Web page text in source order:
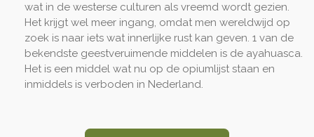
wat in de westerse culturen als vreemd wordt gezien.
Het krijgt wel meer ingang, omdat men wereldwijd op
zoek is naar iets wat innerlijke rust kan geven. 1 van de
bekendste geestveruimende middelen is de ayahuasca.
Het is een middel wat nu op de opiumlijst staan en
inmiddels is verboden in Nederland.